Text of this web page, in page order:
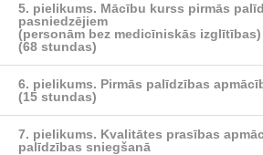
5. pielikums. Mācību kurss pirmās
pasniedzējiem
(personām bez medicīniskās izglītības)
(68 stundas)
6. pielikums. Pirmās palīdzības
(15 stundas)
7. pielikums. Kvalitātes prasības
palīdzības sniegšanā